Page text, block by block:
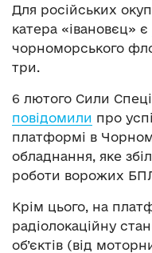
Для російських
катера «івановєц» є
чорноморського
три.
6 лютого Сили
повідомили про
платформі в
обладнання, яке
роботи ворожих
Крім цього, на
радіолокаційну
об’єктів (від